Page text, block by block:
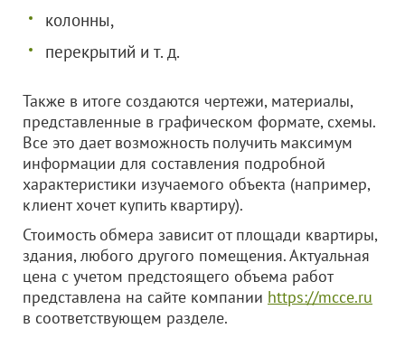
колонны,
перекрытий и т. д.
Также в итоге создаются чертежи, материалы,
представленные в графическом формате, схемы.
Все это дает возможность получить максимум
информации для составления подробной
характеристики изучаемого объекта (например,
клиент хочет купить квартиру).
Стоимость обмера зависит от площади квартиры,
здания, любого другого помещения. Актуальная
цена с учетом предстоящего объема работ
представлена на сайте компании https://mcce.ru
в соответствующем разделе.